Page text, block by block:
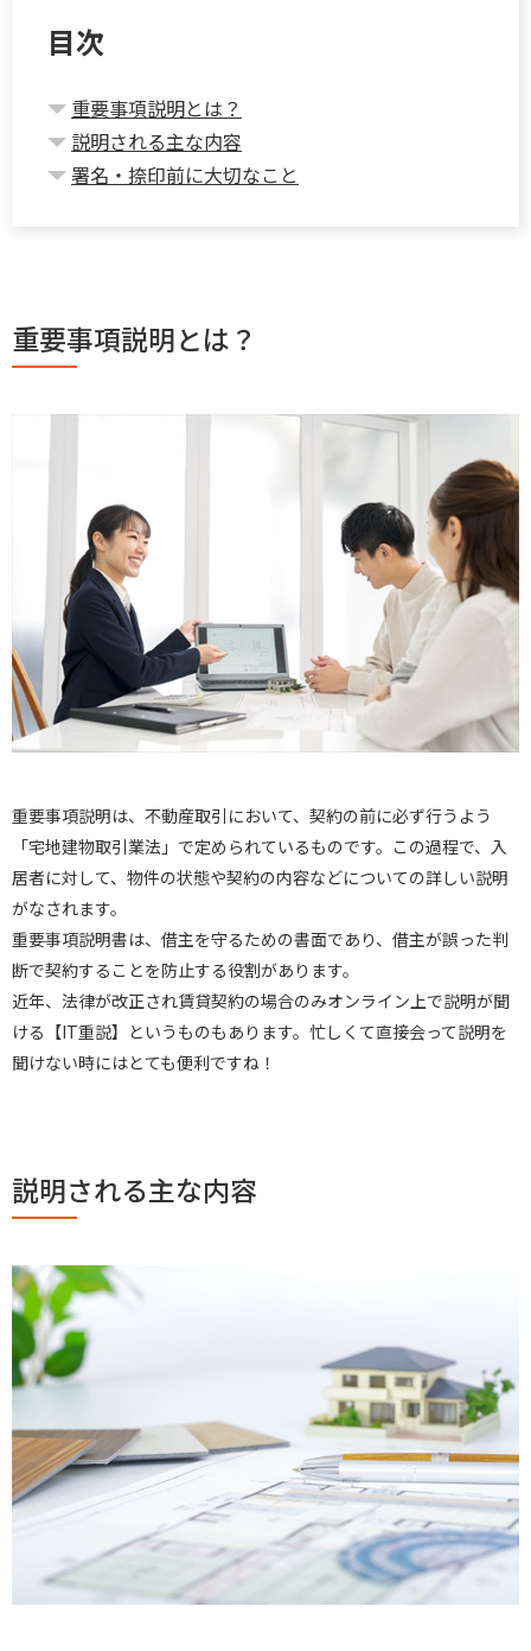
目次
重要事項説明とは？
説明される主な内容
署名・捺印前に大切なこと
重要事項説明とは？
重要事項説明は、不動産取引において、契約の前に必ず行うよう
「宅地建物取引業法」で定められているものです。この過程で、入
居者に対して、物件の状態や契約の内容などについての詳しい説明
がなされます。
重要事項説明書は、借主を守るための書面であり、借主が誤った判
断で契約することを防止する役割があります。
近年、法律が改正され賃貸契約の場合のみオンライン上で説明が聞
ける【IT重説】というものもあります。忙しくて直接会って説明を
聞けない時にはとても便利ですね！
説明される主な内容